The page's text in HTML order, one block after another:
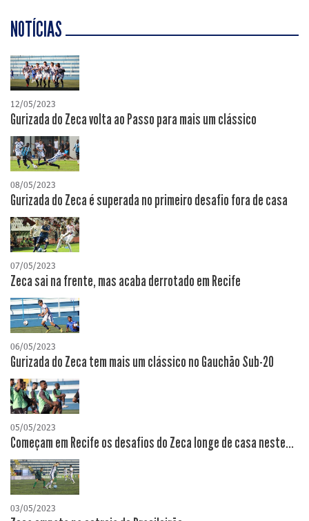
NOTÍCIAS
12/05/2023
Gurizada do Zeca volta ao Passo para mais um clássico
08/05/2023
Gurizada do Zeca é superada no primeiro desafio fora de casa
07/05/2023
Zeca sai na frente, mas acaba derrotado em Recife
06/05/2023
Gurizada do Zeca tem mais um clássico no Gauchão Sub-20
05/05/2023
Começam em Recife os desafios do Zeca longe de casa neste...
03/05/2023